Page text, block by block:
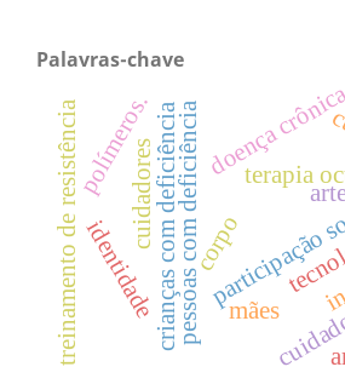
Palavras-chave
terapia
pessoas com deficiência
crianças com deficiência doença
mães
cuidadores corpo
identidade
polímeros.
treinamento de resistência